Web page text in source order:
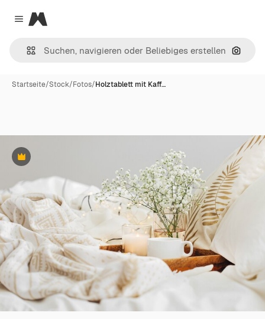
Close menu
Magnific
Nach
Startseite/Stock/Fotos/Holztablett mit Kaff…
Premium